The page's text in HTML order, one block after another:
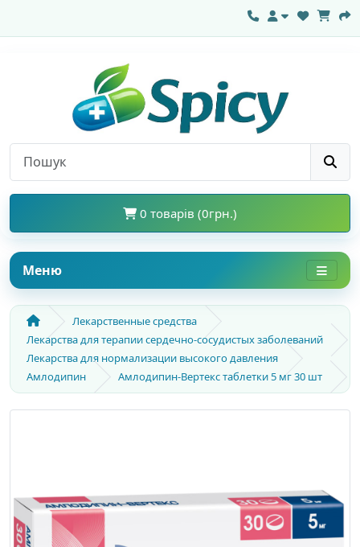
0 товарів (0грн.)
Меню
Лекарственные средства
Лекарства для терапии сердечно-сосудистых заболеваний
Лекарства для нормализации высокого давления
Амлодипин
Амлодипин-Вертекс таблетки 5 мг 30 шт